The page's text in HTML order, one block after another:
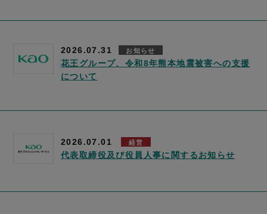
2026.07.31 お知らせ
花王グループ、令和8年熊本地震被害への支援
について
2026.07.01 経営
代表取締役及び役員人事に関するお知らせ